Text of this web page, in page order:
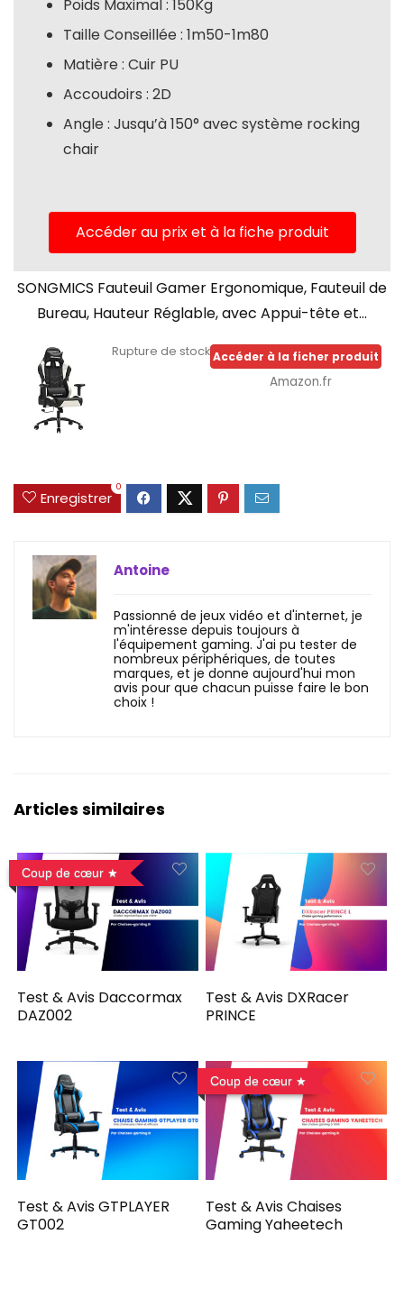
Poids Maximal : 150Kg
Taille Conseillée : 1m50-1m80
Matière : Cuir PU
Accoudoirs : 2D
Angle : Jusqu’à 150° avec système rocking
chair
Accéder au prix et à la fiche produit
SONGMICS Fauteuil Gamer Ergonomique, Fauteuil de
Bureau, Hauteur Réglable, avec Appui-tête et...
Rupture de stockAccéder à la ficher produit
Amazon.fr
Enregistrer
0
Antoine
Passionné de jeux vidéo et d'internet, je
m'intéresse depuis toujours à
l'équipement gaming. J'ai pu tester de
nombreux périphériques, de toutes
marques, et je donne aujourd'hui mon
avis pour que chacun puisse faire le bon
choix !
Articles similaires
Coup de cœur
Test & Avis Daccormax
DAZ002
Test & Avis DXRacer
PRINCE
Test & Avis GTPLAYER
GT002
Coup de cœur
Test & Avis Chaises
Gaming Yaheetech